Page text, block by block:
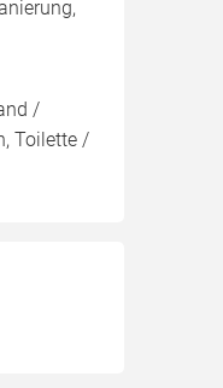
/
Toilette /